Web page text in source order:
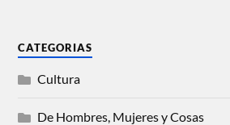
CATEGORIAS
Cultura
De Hombres, Mujeres y Cosas